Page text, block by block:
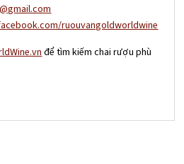
ruouvangoldworldwine
để tìm kiếm chai rượu phù